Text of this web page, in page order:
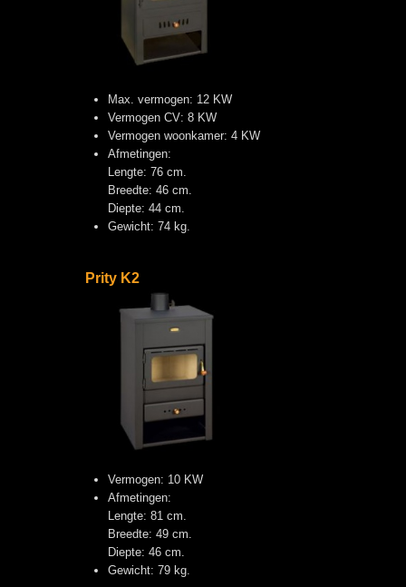
Max. vermogen: 12 KW
Vermogen CV: 8 KW
Vermogen woonkamer: 4 KW
Afmetingen:
Lengte: 76 cm.
Breedte: 46 cm.
Diepte: 44 cm.
Gewicht: 74 kg.
Prity K2
Vermogen: 10 KW
Afmetingen:
Lengte: 81 cm.
Breedte: 49 cm.
Diepte: 46 cm.
Gewicht: 79 kg.